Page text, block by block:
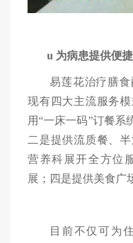
u 为病患提供便
易莲花治疗膳食
现有四大主流服务
用“一床一码”订餐系
二是提供流质餐、
营养科展开全方位
展；四是提供美食广
目前不仅可为